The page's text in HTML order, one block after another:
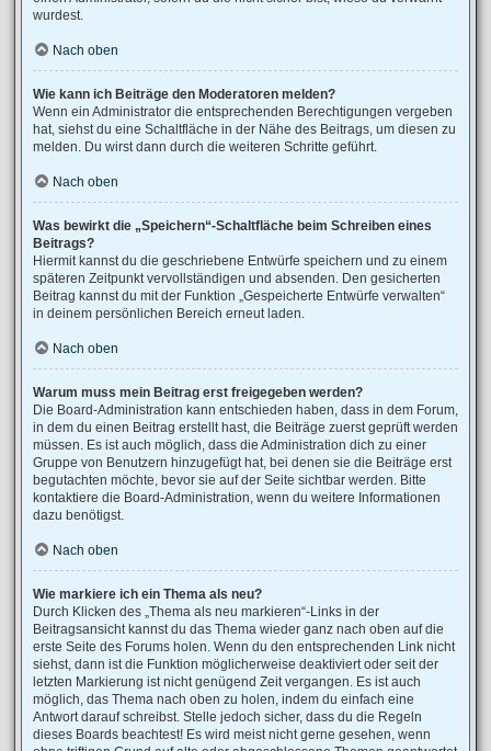
wurdest.
Nach oben
Wie kann ich Beiträge den Moderatoren melden?
Wenn ein Administrator die entsprechenden Berechtigungen vergeben
hat, siehst du eine Schaltfläche in der Nähe des Beitrags, um diesen zu
melden. Du wirst dann durch die weiteren Schritte geführt.
Nach oben
Was bewirkt die „Speichern“-Schaltfläche beim Schreiben eines
Beitrags?
Hiermit kannst du die geschriebene Entwürfe speichern und zu einem
späteren Zeitpunkt vervollständigen und absenden. Den gesicherten
Beitrag kannst du mit der Funktion „Gespeicherte Entwürfe verwalten“
in deinem persönlichen Bereich erneut laden.
Nach oben
Warum muss mein Beitrag erst freigegeben werden?
Die Board-Administration kann entschieden haben, dass in dem Forum,
in dem du einen Beitrag erstellt hast, die Beiträge zuerst geprüft werden
müssen. Es ist auch möglich, dass die Administration dich zu einer
Gruppe von Benutzern hinzugefügt hat, bei denen sie die Beiträge erst
begutachten möchte, bevor sie auf der Seite sichtbar werden. Bitte
kontaktiere die Board-Administration, wenn du weitere Informationen
dazu benötigst.
Nach oben
Wie markiere ich ein Thema als neu?
Durch Klicken des „Thema als neu markieren“-Links in der
Beitragsansicht kannst du das Thema wieder ganz nach oben auf die
erste Seite des Forums holen. Wenn du den entsprechenden Link nicht
siehst, dann ist die Funktion möglicherweise deaktiviert oder seit der
letzten Markierung ist nicht genügend Zeit vergangen. Es ist auch
möglich, das Thema nach oben zu holen, indem du einfach eine
Antwort darauf schreibst. Stelle jedoch sicher, dass du die Regeln
dieses Boards beachtest! Es wird meist nicht gerne gesehen, wenn